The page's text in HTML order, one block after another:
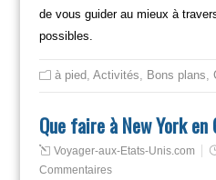
de vous guider au mieux à
possibles.
à pied Activités Bons plans
Que faire à New York
Voyager-aux-Etats-Unis.com
Commentaires